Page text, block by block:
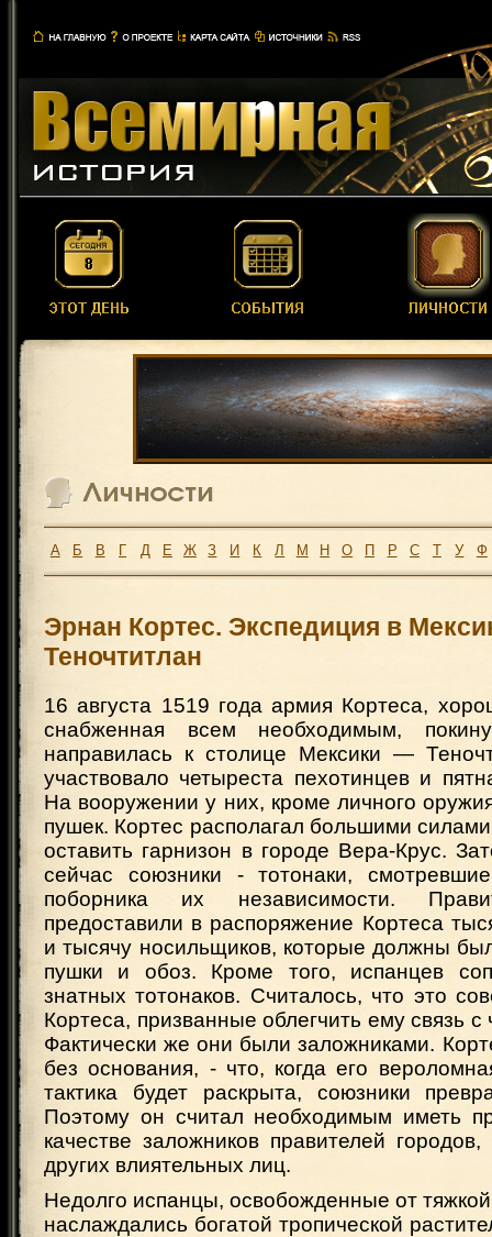
А Б В Г Д Е Ж З И К Л М Н О П Р С Т У Ф
Эрнан Кортес. Экспедиция в
Теночтитлан
16 августа 1519 года армия Кортеса,
снабженная всем необходимым,
направилась к столице Мексики —
участвовало четыреста пехотинцев и
На вооружении у них, кроме личного
пушек. Кортес располагал большими
оставить гарнизон в городе Вера-Крус.
сейчас союзники - тотонаки,
поборника их независимости.
предоставили в распоряжение Кортеса
и тысячу носильщиков, которые должны
пушки и обоз. Кроме того, испанцев
знатных тотонаков. Считалось, что это
Кортеса, призванные облегчить ему связь
Фактически же они были заложниками.
без основания, - что, когда его
тактика будет раскрыта, союзники
Поэтому он считал необходимым иметь
качестве заложников правителей
других влиятельных лиц.
Недолго испанцы, освобожденные от
наслаждались богатой тропической